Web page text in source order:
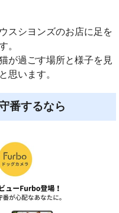
スシヨンズのお店に足を
。
が過ごす場所と様子を見
思います。
番するなら